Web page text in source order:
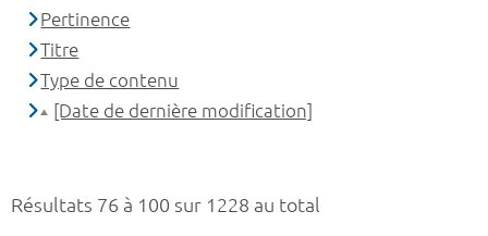
Résultats 76 à 100 sur 1228 au total
Pertinence
Titre
Type de contenu
[Date de dernière modification]